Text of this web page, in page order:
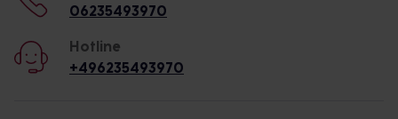
06235493970
Hotline
+496235493970